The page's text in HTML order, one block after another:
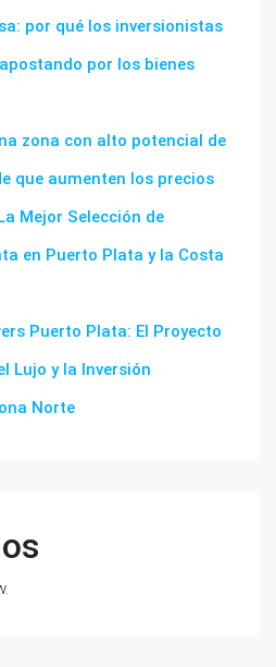
por qué los inversionistas
por los bienes
zona con alto potencial de
que aumenten los precios
Mejor Selección de
en Puerto Plata y la Costa
Puerto Plata: El Proyecto
Lujo y la Inversión
Norte